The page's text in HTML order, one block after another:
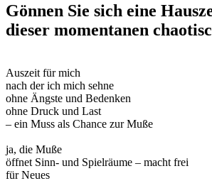
Gönnen Sie sich eine
dieser momentanen
Auszeit für mich
nach der ich mich sehne
ohne Ängste und Bedenken
ohne Druck und Last
– ein Muss als Chance zur Muße
ja, die Muße
öffnet Sinn- und Spielräume – macht frei
für Neues